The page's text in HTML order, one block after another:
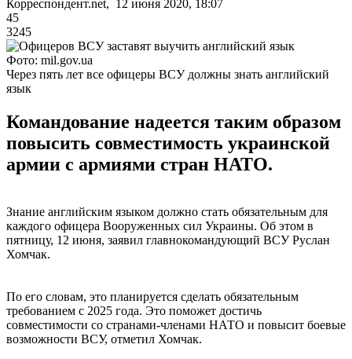
Корреспондент.net, 12 июня 2020, 18:07
45
3245
Фото: mil.gov.ua
Через пять лет все офицеры ВСУ должны знать английский
язык
Командование надеется таким образом
повысить совместимость украинской
армии с армиями стран НАТО.
Знание английским языком должно стать обязательным для
каждого офицера Вооруженных сил Украины. Об этом в
пятницу, 12 июня, заявил главнокомандующий ВСУ Руслан
Хомчак.
По его словам, это планируется сделать обязательным
требованием с 2025 года. Это поможет достичь
совместимости со странами-членами НАТО и повысит боевые
возможности ВСУ, отметил Хомчак.